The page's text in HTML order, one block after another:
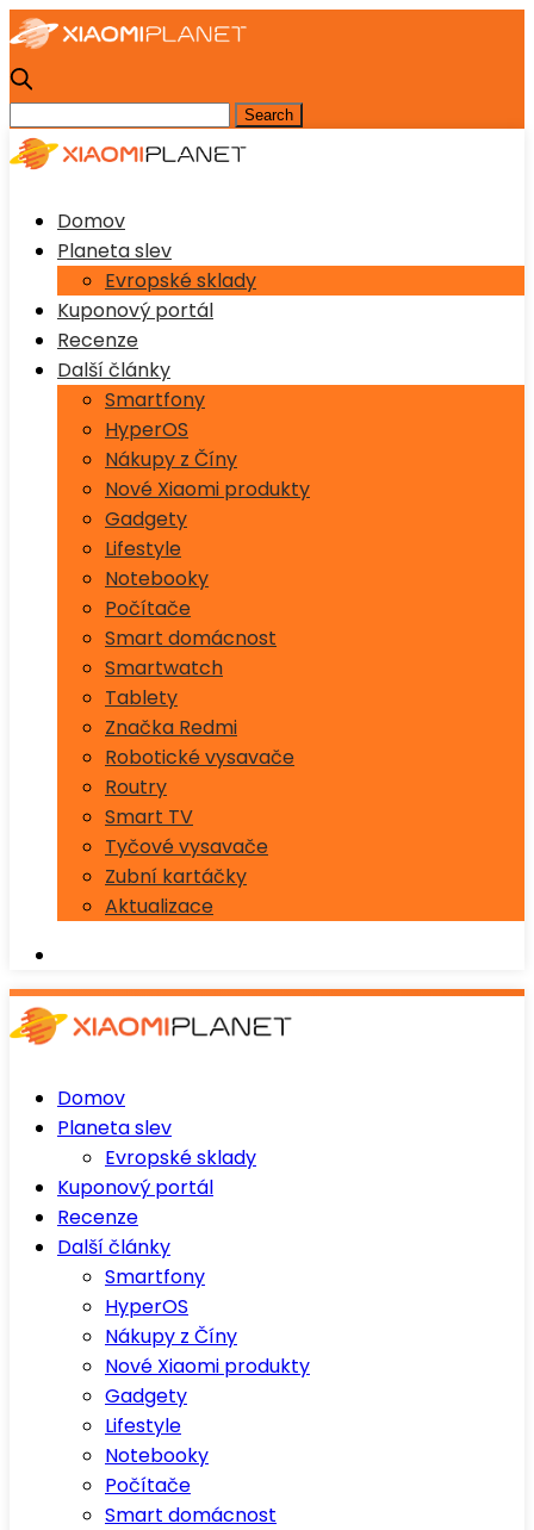
Domov
Planeta slev
Evropské sklady
Kuponový portál
Recenze
Další články
Smartfony
HyperOS
Nákupy z Číny
Nové Xiaomi produkty
Gadgety
Lifestyle
Notebooky
Počítače
Smart domácnost
Smartwatch
Tablety
Značka Redmi
Robotické vysavače
Routry
Smart TV
Tyčové vysavače
Zubní kartáčky
Aktualizace
Domov
Planeta slev
Evropské sklady
Kuponový portál
Recenze
Další články
Smartfony
HyperOS
Nákupy z Číny
Nové Xiaomi produkty
Gadgety
Lifestyle
Notebooky
Počítače
Smart domácnost